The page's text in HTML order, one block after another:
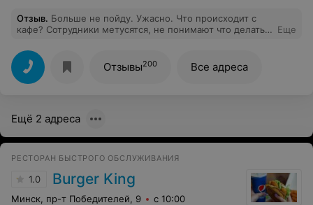
Отзыв. Больше не пойду. Ужасно. Что происходит с
кафе? Сотрудники метусятся, не понимают что делать.
мяса.
Еще
Отзывы200 Все адреса
Ещё 2 адреса
РЕСТОРАН БЫСТРОГО ОБСЛУЖИВАНИЯ
1.0 Burger King
Минск, пр-т Победителей, 9 с 10:00